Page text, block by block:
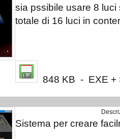
sia pssibile usare 8
totale di 16 luci in
848 KB - EXE +
Sistema per creare